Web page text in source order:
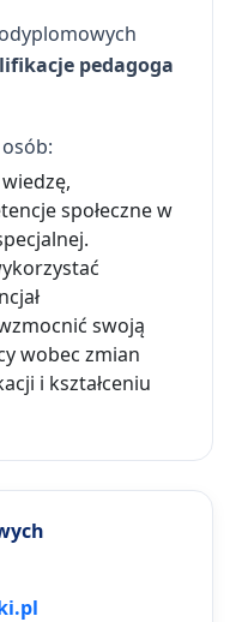
pedagoga
społeczne w
swoją
wobec zmian
i kształceniu